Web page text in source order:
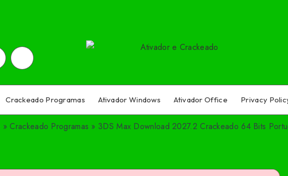
Crackeado Programas Ativador Windows Ativador Office Privacy
»Crackeado Programas » 3DS Max Download 2027.2 Crackeado 64 Bits